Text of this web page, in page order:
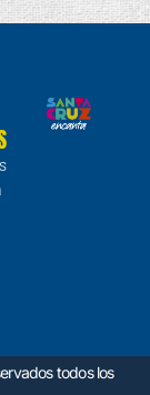
todos los